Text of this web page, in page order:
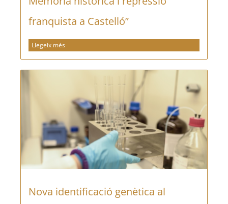
franquista a Castelló”
Llegeix més
Nova identificació genètica al